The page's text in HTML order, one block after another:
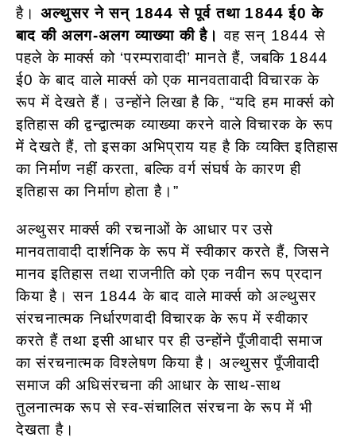
है। अल्थुसर ने सन् 1844 से पूर्व तथा 1844 ई0 के
बाद की अलग-अलग व्याख्या की है। वह सन् 1844 से
पहले के मार्क्स को ‘परम्परावादी’ मानते हैं, जबकि 1844
ई0 के बाद वाले मार्क्स को एक मानवतावादी विचारक के
रूप में देखते हैं। उन्होंने लिखा है कि, “यदि हम मार्क्स को
इतिहास की द्वन्द्वात्मक व्याख्या करने वाले विचारक के रूप
में देखते हैं, तो इसका अभिप्राय यह है कि व्यक्ति इतिहास
का निर्माण नहीं करता, बल्कि वर्ग संघर्ष के कारण ही
इतिहास का निर्माण होता है।”
अल्थुसर मार्क्स की रचनाओं के आधार पर उसे
मानवतावादी दार्शनिक के रूप में स्वीकार करते हैं, जिसने
मानव इतिहास तथा राजनीति को एक नवीन रूप प्रदान
किया है। सन 1844 के बाद वाले मार्क्स को अल्थुसर
संरचनात्मक निर्धारणवादी विचारक के रूप में स्वीकार
करते हैं तथा इसी आधार पर ही उन्होंने पूँजीवादी समाज
का संरचनात्मक विश्लेषण किया है। अल्थुसर पूँजीवादी
समाज की अधिसंरचना की आधार के साथ-साथ
तुलनात्मक रूप से स्व-संचालित संरचना के रूप में भी
देखता है।